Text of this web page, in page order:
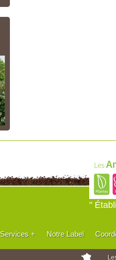
"
Services + Notre Label